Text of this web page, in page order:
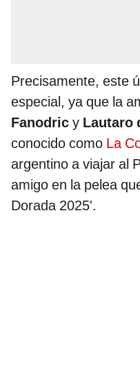
Precisamente, este
especial, ya que la
Fanodric y Lautaro
conocido como La
argentino a viajar al
amigo en la pelea
Dorada 2025'.